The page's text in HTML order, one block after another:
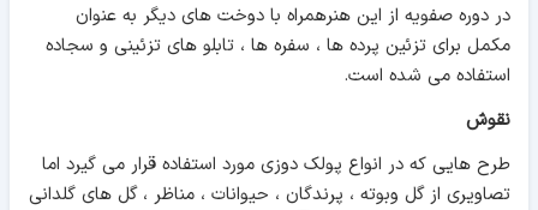
در دوره صفویه از این هنرهمراه با دوخت های دیگر به عنوان
مکمل برای تزئین پرده ها ، سفره ها ، تابلو های تزئینی و سجاده
استفاده می شده است.
نقوش
طرح هایی که در انواع پولک دوزی مورد استفاده قرار می گیرد اما
تصاویری از گل وبوته ، پرندگان ، حیوانات ، مناظر ، گل های گلدانی